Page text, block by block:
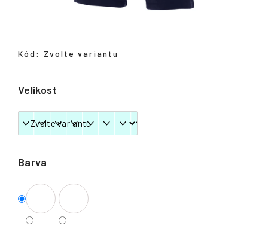
Barva
Velikost
Kód: Zvolte variantu